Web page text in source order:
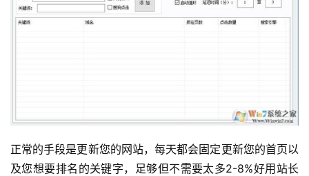
正常的手段是更新您的网站，每天都会固定更新您的首页以
及您想要排名的关键字，足够但不需要太多2-8%好用站长